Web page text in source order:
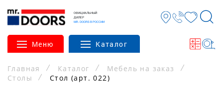
ОФИЦИАЛЬНЫЙ
ДИЛЕР
MR. DOORS В РОССИИ
Меню Каталог
Главная Каталог
Мебель на заказ
Столы
Стол (арт. 022)